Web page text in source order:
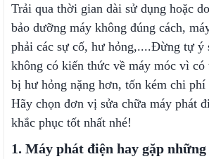
Trải qua thời gian dài sử dụng hoặc
bảo dưỡng máy không đúng cách,
phải các sự cố, hư hỏng,....Đừng tự ý
không có kiến thức về máy móc vì có
bị hư hỏng nặng hơn, tốn kém chi phí
Hãy chọn đơn vị sửa chữa máy phát
khắc phục tốt nhất nhé!
1. Máy phát điện hay gặp